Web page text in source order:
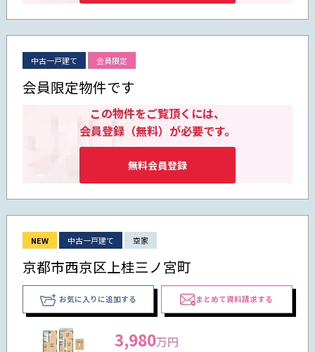
中古一戸建て 会員限定
会員限定物件です
この物件をご覧頂くには、
会員登録（無料）が必要です。
無料会員登録
NEW 中古一戸建て 空家
京都市西京区上桂三ノ宮町
お気に入りに追加する まとめて資料請求する
3,980万円